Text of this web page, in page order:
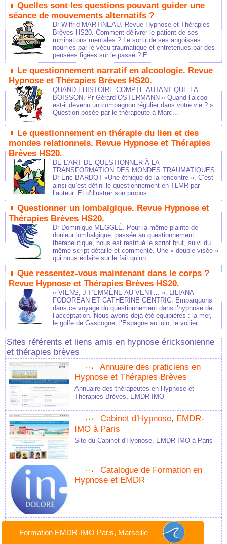
Quelles sont les questions pouvant guider une
séance de mouvements alternatifs ?
Dr Wilfrid MARTINEAU. Revue Hypnose et Thérapies
Brèves HS20. Comment délivrer le patient de ses
ruminations mentales ? Le sortir de ses angoisses
nourries par le vécu traumatique et entretenues par des
pensées figées sur le passé ? E...
Le questionnement narratif en alcoologie. Revue
Hypnose et Thérapies Brèves HS20.
QUAND L’HISTOIRE COMPTE AUTANT QUE LA
BOISSON. Pr Gérard OSTERMANN « Quand l’alcool
est-il devenu un compagnon régulier dans votre vie ? ».
Question posée par le thérapeute à Marc...
Le questionnement en thérapie du lien et des
mondes relationnels. Revue Hypnose et Thérapies
Brèves HS20.
DE L’ART DE QUESTIONNER À LA
TRANSFORMATION DES MONDES TRAUMATIQUES.
Dr Eric BARDOT «Une éthique de la rencontre ». C’est
ainsi qu’est défini le questionnement en TLMR par
l’auteur. Et d’illustrer son propos...
Questionner un lombalgique. Revue Hypnose et
Thérapies Brèves HS20.
Dr Dominique MEGGLÉ. Pour la même plainte de
douleur lombalgique, passée au questionnement
thérapeutique, nous est restitué le script brut, suivi du
même script détaillé et commenté. Une « double visée »
qui nous éclaire sur le fait qu’un...
Que ressentez-vous maintenant dans le corps ?
Revue Hypnose et Thérapies Brèves HS20.
« VIENS, J’T’EMMÈNE AU VENT… ». LILIANA
FODOREAN ET CATHERINE GENTRIC. Embarquons
dans ce voyage du questionnement dans l’hypnose de
l’acceptation. Nous avons déjà été équipières : la mer,
le golfe de Gascogne, l’Espagne au loin, le voilier...
Sites référents et liens amis en hypnose éricksonienne
et thérapies brèves
Annuaire des praticiens en
Hypnose et Thérapies Brèves
Annuaire des thérapeutes en Hypnose et
Thérapies Brèves, EMDR-IMO
Cabinet d'Hypnose, EMDR-
IMO à Paris
Site du Cabinet d'Hypnose, EMDR-IMO à Paris
Catalogue de Formation en
Hypnose et EMDR
Collège d'Hypnose et
Thérapies Intégratives de Paris
Formation EMDR-IMO Paris, Marseille